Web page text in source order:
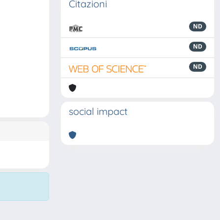
Citazioni
ND
ND
ND
social impact